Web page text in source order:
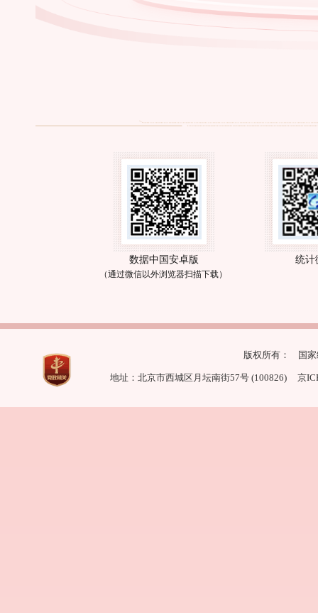
数据中国安卓版
（通过微信以外浏览器扫描下载）
统计
版权所有： 国
地址：北京市西城区月坛南街57号 (100826) 京